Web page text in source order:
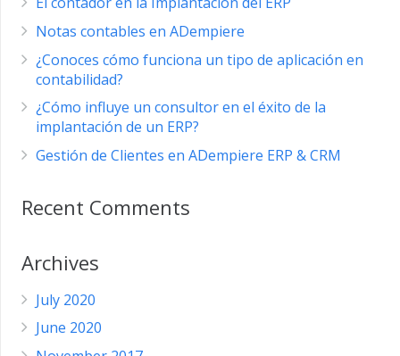
Notas contables en ADempiere
¿Conoces cómo funciona un tipo de aplicación en
contabilidad?
¿Cómo influye un consultor en el éxito de la
implantación de un ERP?
Gestión de Clientes en ADempiere ERP & CRM
Recent Comments
Archives
July 2020
June 2020